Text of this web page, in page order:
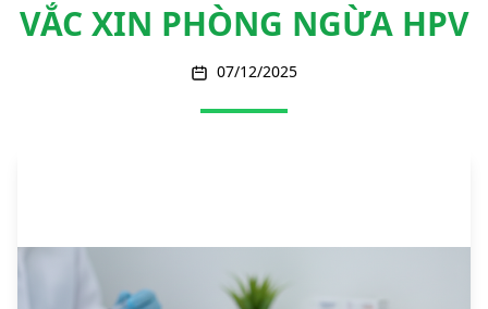
VẮC XIN PHÒNG NGỪA HPV
07/12/2025